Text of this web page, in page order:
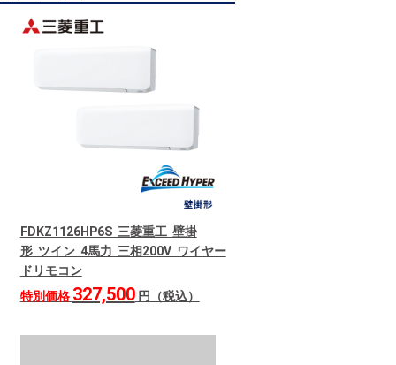
FDKZ1126HP6S 三菱重工 壁掛
形 ツイン 4馬力 三相200V ワイヤー
ドリモコン
特別価格 327,500円（税込）